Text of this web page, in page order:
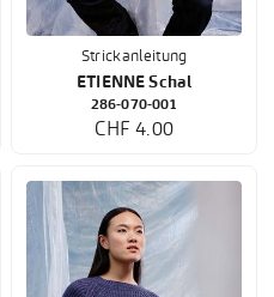
Strickanleitung
ETIENNE Schal
286-070-001
CHF 4.00